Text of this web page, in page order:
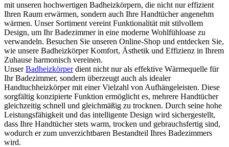
mit unseren hochwertigen Badheizkörpern, die nicht nur effizient
Ihren Raum erwärmen, sondern auch Ihre Handtücher angenehm
wärmen. Unser Sortiment vereint Funktionalität mit stilvollem
Design, um Ihr Badezimmer in eine moderne Wohlfühloase zu
verwandeln. Besuchen Sie unseren Online-Shop und entdecken Sie,
wie unsere Badheizkörper Komfort, Ästhetik und Effizienz in Ihrem
Zuhause harmonisch vereinen.
UnserBadheizkörperdient nicht nur als effektive Wärmequelle für
Ihr Badezimmer, sondern überzeugt auch als idealer
Handtuchheizkörper mit einer Vielzahl von Aufhängeleisten. Diese
sorgfältig konzipierte Funktion ermöglicht es, mehrere Handtücher
gleichzeitig schnell und gleichmäßig zu trocknen. Durch seine hohe
Leistungsfähigkeit und das intelligente Design wird sichergestellt,
dass Ihre Handtücher stets warm, trocken und gebrauchsfertig sind,
wodurch er zum unverzichtbaren Bestandteil Ihres Badezimmers
wird.